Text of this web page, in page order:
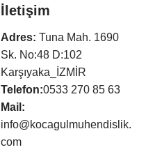
İletişim
Adres: Tuna Mah. 1690
Sk. No:48 D:102
Karşıyaka_İZMİR
Telefon:0533 270 85 63
Mail:
info@kocagulmuhendislik.
com